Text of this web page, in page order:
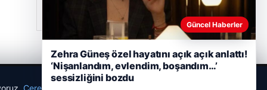
Çerez Politikamız
Güncel Haberler
Zehra Güneş özel hayatını açık açık anlattı!
‘Nişanlandım, evlendim, boşandım…’
sessizliğini bozdu